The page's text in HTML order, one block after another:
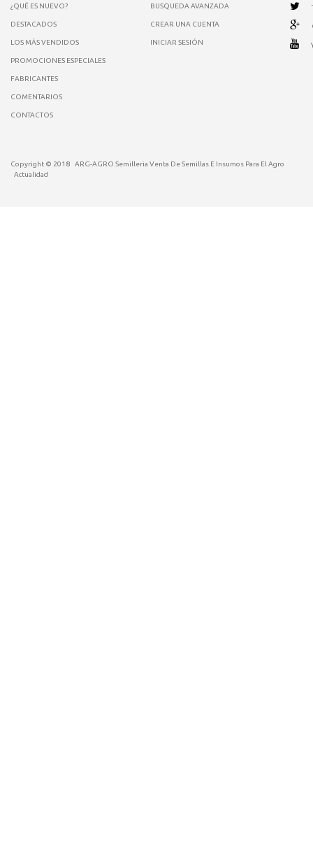
¿QUÉ ES NUEVO?
DESTACADOS
LOS MÁS VENDIDOS
PROMOCIONES ESPECIALES
FABRICANTES
COMENTARIOS
CONTACTOS
BUSQUEDA AVANZADA
CREAR UNA CUENTA
INICIAR SESIÓN
Copyright © 2018
ARG-AGRO Semilleria Venta De Semillas E Insumos Para El Agro
Actualidad